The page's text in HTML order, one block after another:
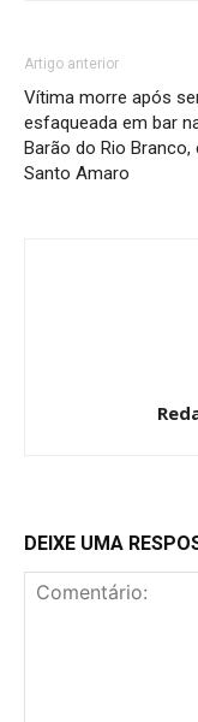
Artigo anterior
Vítima morre após
esfaqueada em bar
Barão do Rio Branco,
Santo Amaro
DEIXE UMA